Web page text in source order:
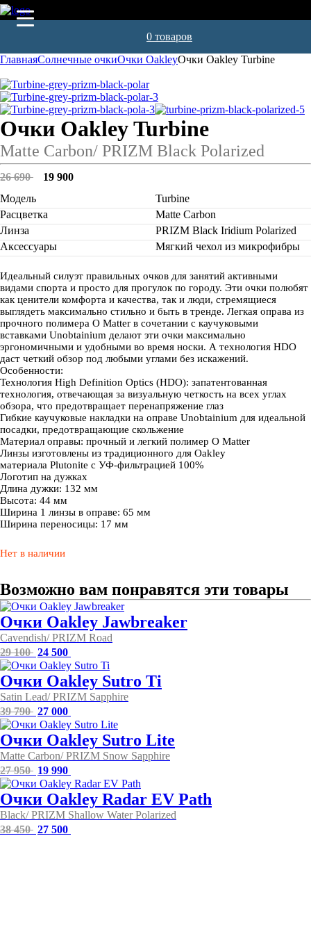
0 товаров
ГлавнаяСолнечные очкиОчки OakleyОчки Oakley Turbine
Очки Oakley Turbine
Matte Carbon/ PRIZM Black Polarized
26 690
цена
26
690 .
19 900
900 .
Модель
Turbine
Расцветка
Matte Carbon
Линза
PRIZM Black Iridium Polarized
Аксессуары
Мягкий чехол из микрофибры
Идеальный силуэт правильных очков для занятий активными
видами спорта и просто для прогулок по городу. Эти очки полюбят
как ценители комфорта и качества, так и люди, стремящиеся
выглядеть максимально стильно и быть в тренде. Легкая оправа из
прочного полимера O Matter в сочетании с каучуковыми
вставками Unobtainium делают эти очки максимально
эргономичными и удобными во время носки. А технология HDO
даст четкий обзор под любыми углами без искажений.
Особенности:
Технология High Definition Optics (HDO): запатентованная
технология, отвечающая за визуальную четкость на всех углах
обзора, что предотвращает перенапряжение глаз
Гибкие каучуковые накладки на оправе Unobtainium для идеальной
посадки, предотвращающие скольжение
Материал оправы: прочный и легкий полимер O Matter
Линзы изготовлены из традиционного для Oakley
материала Plutonite с УФ-фильтрацией 100%
Логотип на дужках
Длина дужки: 132 мм
Высота: 44 мм
Ширина 1 линзы в оправе: 65 мм
Ширина переносицы: 17 мм
Нет в наличии
Возможно вам понравятся эти товары
Очки Oakley Jawbreaker
Cavendish/ PRIZM Road
29 100 Первоначальная
цена
составляла
29
100 .
24 500
цена:
24
500 .
Очки Oakley Sutro Ti
Satin Lead/ PRIZM Sapphire
39 790 Первоначальная
цена
составляла
39
790 .
27 000
цена:
27
000 .
Очки Oakley Sutro Lite
Matte Carbon/ PRIZM Snow Sapphire
27 950 Первоначальная
цена
составляла
27
950 .
19 990
цена:
19
990 .
Очки Oakley Radar EV Path
Black/ PRIZM Shallow Water Polarized
38 450 Первоначальная
27 500